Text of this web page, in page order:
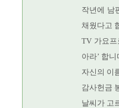
작년에 남
채웠다고
TV 가요
아라’ 합니
자신의 이
감사헌금
날씨가 고